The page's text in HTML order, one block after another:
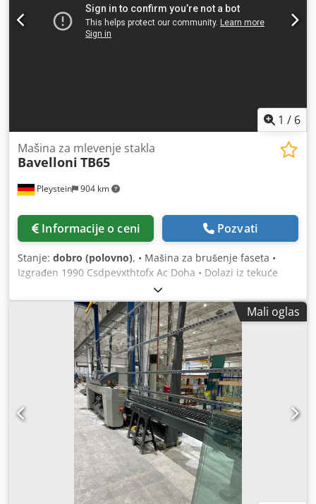
spremna za rad. Codpfow U Nzrjx Ac Djha
1 / 6
Pleystein 904 km
Mašina za mlevenje stakla
Bavelloni TB65
Informacije o ceni Pozvati
Stanje: dobro (polovno), • Mašina za brušenje faseta •
Izgrađen 1990 Csdpevxthtofx Ac Doha • Dolazi iz tekuće
proizvodnje • Više informacija na zahtev
Mali oglas